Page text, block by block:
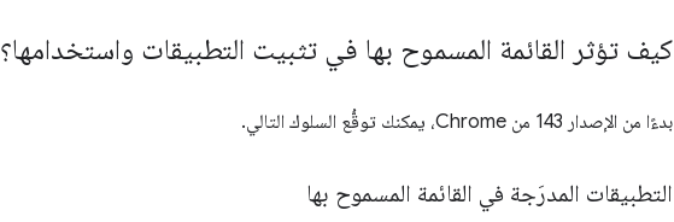
كيف تؤثر القائمة المسموح بها في تثبيت التطبيقات واستخدامها؟
بدءًا من الإصدار 143 من Chrome، يمكنك توقُّع السلوك التالي.
التطبيقات المدرَجة في القائمة المسموح بها